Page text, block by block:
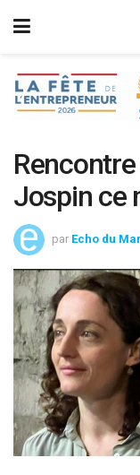
Jospin ce
par Echo du